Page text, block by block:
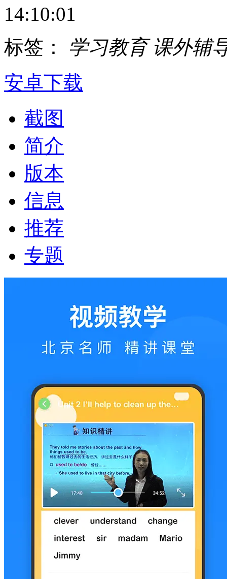
14:10:01
标签： 学习教育 课外辅
安卓下载
截图
简介
版本
信息
推荐
专题